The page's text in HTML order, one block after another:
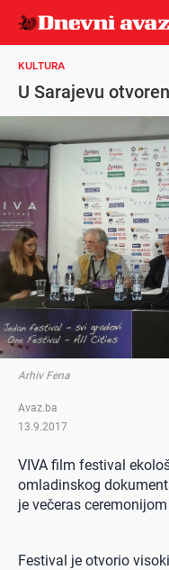
KULTURA
U Sarajevu
Arhiv Fena
Avaz.ba
13.9.2017
VIVA film festival
omladinskog
je večeras
Festival je otvorio